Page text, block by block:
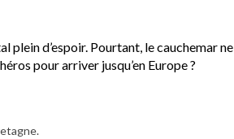
plein d’espoir. Pourtant, le cauchemar ne
pour arriver jusqu’en Europe ?